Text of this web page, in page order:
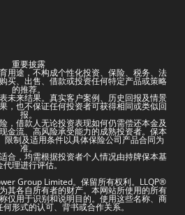
重要披露
用途，不构成个性化投资、保险、税务、法
买、出售、借款或投资任何特定产品或策略
的推荐。
未来结果。真实客户案例、历史回报及情景
，也不保证任何投资者可获得相同或类似回
报。
，借款人无论投资表现如何仍需偿还本金及
金流、高风险承受能力的成熟投资者。保本
制及适用条件以具体保险公司产品合同为
准。
合，均需根据投资者个人情况由持牌保本基
代理进行评估。
Group Limited。保留所有权利。LLQP®
其各自所有者的财产。本网站所使用的所有
仅用于识别和说明目的。使用这些名称、商
形式的认可、背书或合作关系。